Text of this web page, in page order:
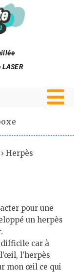
› Herpès
pour une
un herpès
difficile car à
l’herpès
mon œil ce qui